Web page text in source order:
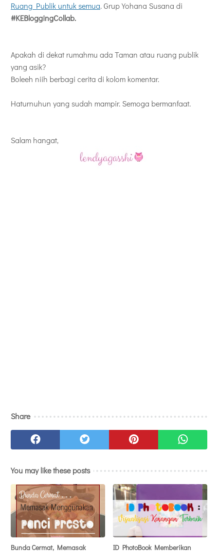
Ruang Publik untuk semua. Grup Yohana Susana di
#KEBloggingCollab.
Apakah di dekat rumahmu ada Taman atau ruang publik
yang asik?
Boleeh niih berbagi cerita di kolom komentar.
Haturnuhun yang sudah mampir. Semoga bermanfaat.
Salam hangat,
Share
You may like these posts
Bunda Cermat, Memasak
ID PhotoBook Memberikan